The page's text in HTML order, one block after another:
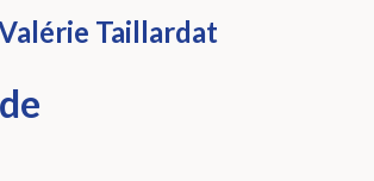
Taillardat